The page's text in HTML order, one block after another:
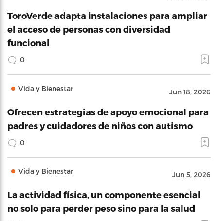
ToroVerde adapta instalaciones para ampliar
el acceso de personas con diversidad
funcional
0
Vida y Bienestar Jun 18, 2026
Ofrecen estrategias de apoyo emocional para
padres y cuidadores de niños con autismo
0
Vida y Bienestar Jun 5, 2026
La actividad física, un componente esencial
no solo para perder peso sino para la salud